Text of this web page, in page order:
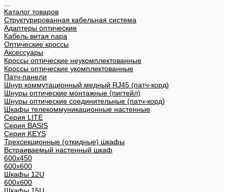
Каталог товаров
Структурированная кабельная система
Адаптеры оптические
Кабель витая пара
Оптические кроссы
Аксессуары
Кроссы оптические неукомплектованные
Кроссы оптические укомплектованные
Патч-панели
Шнур коммутационный медный RJ45 (патч-корд)
Шнуры оптические монтажные (пигтейл)
Шнуры оптические соединительные (патч-корд)
Шкафы телекоммуникационные настенные
Cерия LITE
Cерия BASIS
Cерия KEYS
Трехсекционные (откидные) шкафы
Встраиваемый настенный шкаф
600x450
600x600
Шкафы 12U
600x600